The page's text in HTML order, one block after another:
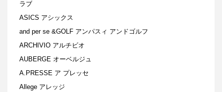
ラブ
ASICS アシックス
and per se &GOLF アンパスィ アンドゴルフ
ARCHIVIO アルチビオ
AUBERGE オーベルジュ
A.PRESSE ア プレッセ
Allege アレッジ